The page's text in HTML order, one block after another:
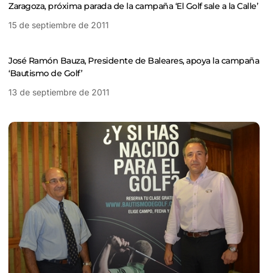
Zaragoza, próxima parada de la campaña ‘El Golf sale a la Calle’
15 de septiembre de 2011
José Ramón Bauza, Presidente de Baleares, apoya la campaña
‘Bautismo de Golf’
13 de septiembre de 2011